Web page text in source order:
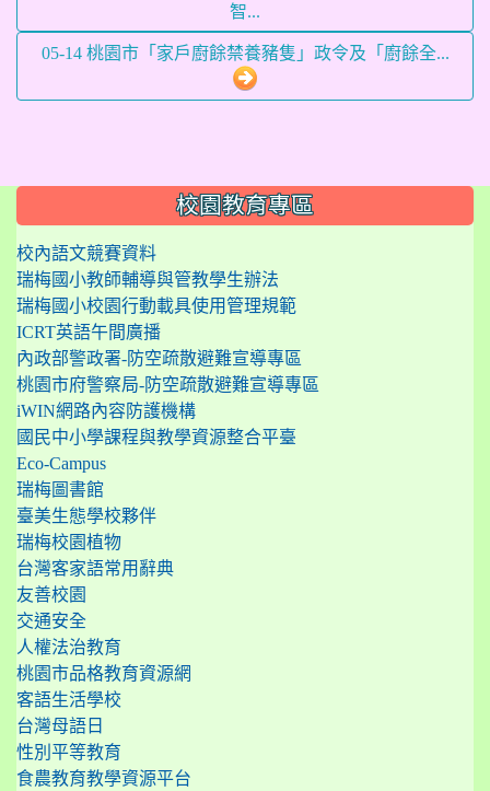
智...
05-14 桃園市「家戶廚餘禁養豬隻」政令及「廚餘全...
::: 校園教育專區
校內語文競賽資料
瑞梅國小教師輔導與管教學生辦法
瑞梅國小校園行動載具使用管理規範
ICRT英語午間廣播
內政部警政署-防空疏散避難宣導專區
桃園市府警察局-防空疏散避難宣導專區
iWIN網路內容防護機構
國民中小學課程與教學資源整合平臺
Eco-Campus
瑞梅圖書館
臺美生態學校夥伴
瑞梅校園植物
台灣客家語常用辭典
友善校園
交通安全
人權法治教育
桃園市品格教育資源網
客語生活學校
台灣母語日
性別平等教育
食農教育教學資源平台